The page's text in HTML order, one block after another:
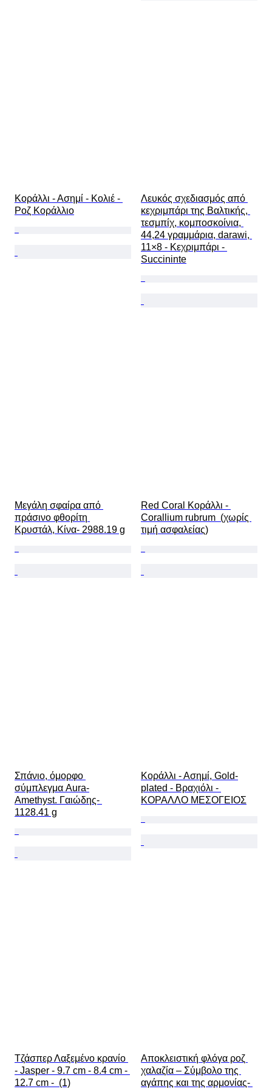
Κοράλλι - Ασημί - Κολιέ -
Ροζ Κοράλλιο
Λευκός σχεδιασμός από
κεχριμπάρι της Βαλτικής,
τεσμπίχ, κομποσκοίνια,
44,24 γραμμάρια, darawi,
11×8 - Κεχριμπάρι -
Succininte
Μεγάλη σφαίρα από
πράσινο φθορίτη
Κρυστάλ, Κίνα- 2988.19 g
Red Coral Κοράλλι -
Corallium rubrum  (χωρίς
τιμή ασφαλείας)
Σπάνιο, όμορφο
σύμπλεγμα Aura-
Amethyst. Γαιώδης-
1128.41 g
Κοράλλι - Ασημί, Gold-
plated - Βραχιόλι -
ΚΟΡΑΛΛΟ ΜΕΣΟΓΕΙΟΣ
Τζάσπερ Λαξεμένο κρανίο
- Jasper - 9.7 cm - 8.4 cm -
12.7 cm -  (1)
Αποκλειστική φλόγα ροζ
χαλαζία – Σύμβολο της
αγάπης και της αρμονίας-